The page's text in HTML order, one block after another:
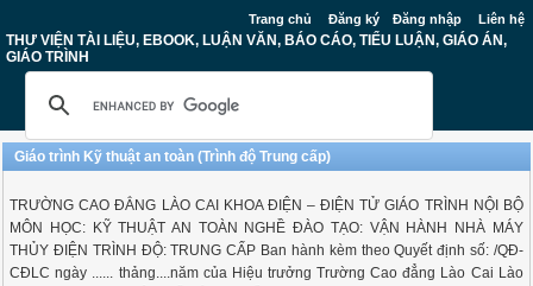
Trang chủ Đăng ký Đăng nhập Liên hệ
THƯ VIỆN TÀI LIỆU, EBOOK, LUẬN VĂN, BÁO CÁO, TIỂU LUẬN, GIÁO ÁN,
GIÁO TRÌNH
Giáo trình Kỹ thuật an toàn (Trình độ Trung cấp)
TRƯỜNG CAO ĐẲNG LÀO CAI KHOA ĐIỆN – ĐIỆN TỬ GIÁO TRÌNH NỘI BỘ
MÔN HỌC: KỸ THUẬT AN TOÀN NGHỀ ĐÀO TẠO: VẬN HÀNH NHÀ MÁY
THỦY ĐIỆN TRÌNH ĐỘ: TRUNG CẤP Ban hành kèm theo Quyết định số: /QĐ-
CĐLC ngày ...... thảng....năm của Hiệu trưởng Trường Cao đẳng Lào Cai Lào